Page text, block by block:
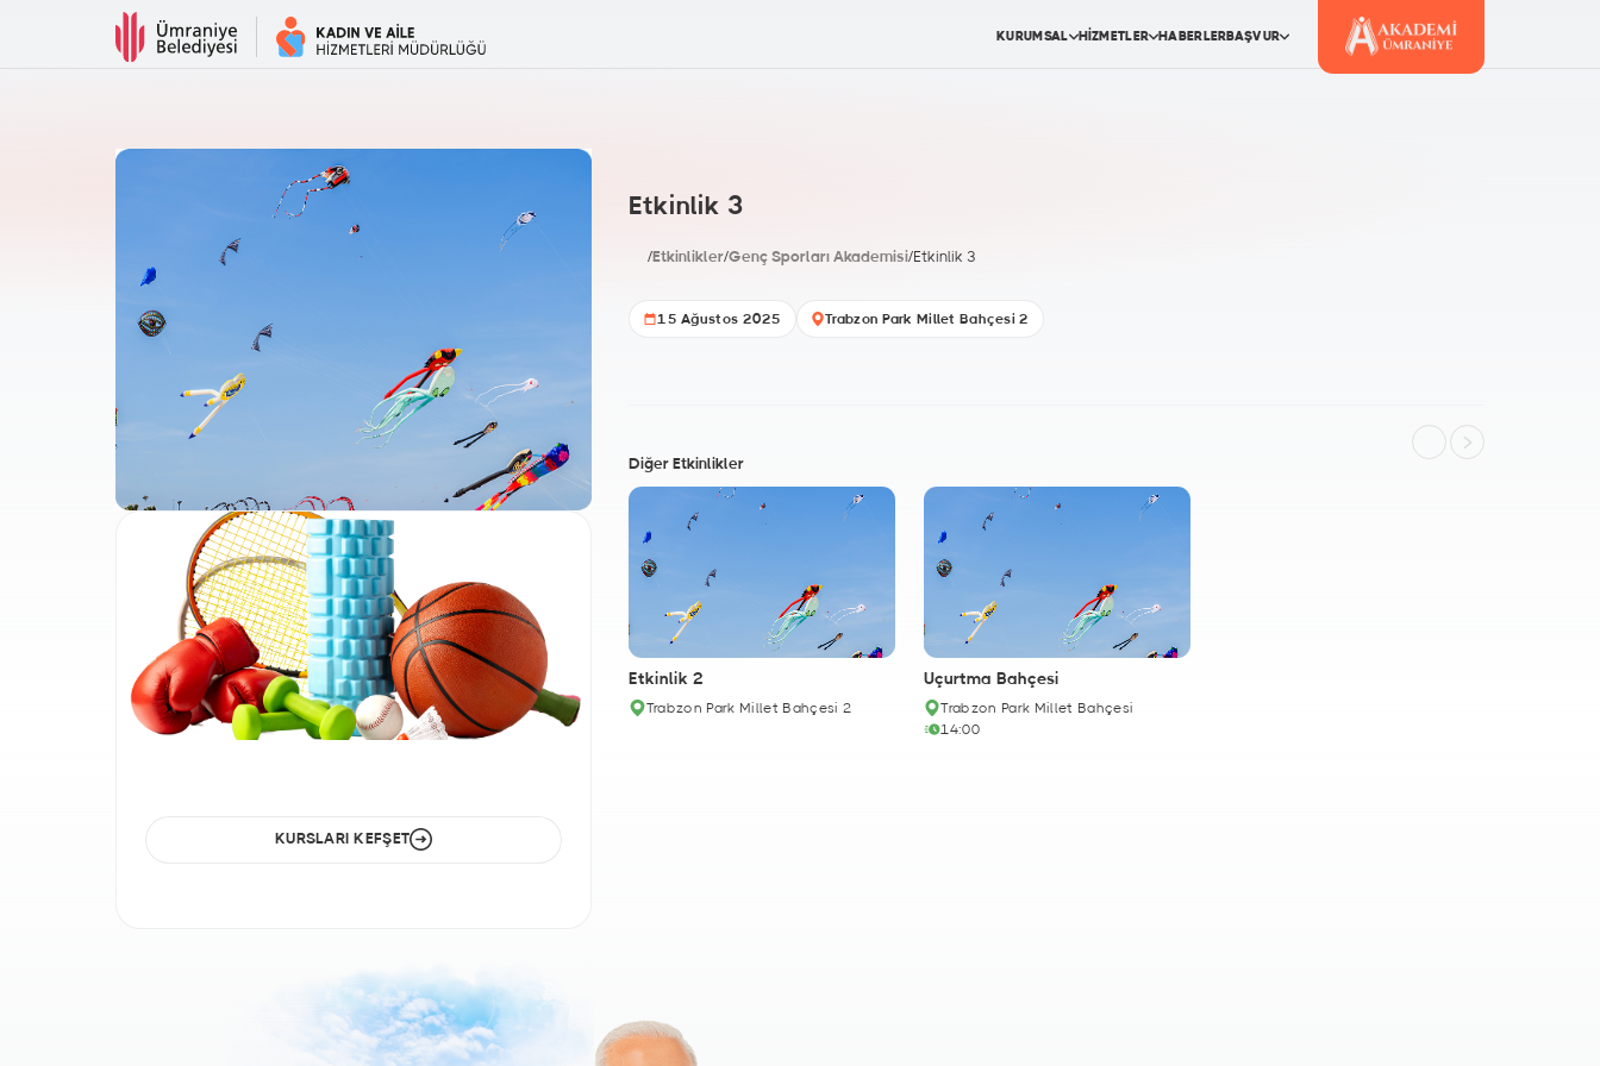
KURUMSAL HİZMETLER HABERLERBAŞVUR
Kendin
İçin Bir
Adım At,
Sana en
uygun
kurslarımızdan
KURSLARI KEFŞET
Etkinlik 3
/Etkinlikler/Genç Sporları Akademisi/Etkinlik 3
15 Ağustos 2025 Trabzon Park Millet Bahçesi 2
Diğer Etkinlikler
Etkinlik 2
Trabzon Park Millet Bahçesi 2
Uçurtma Bahçesi
Trabzon Park Millet Bahçesi
14:00